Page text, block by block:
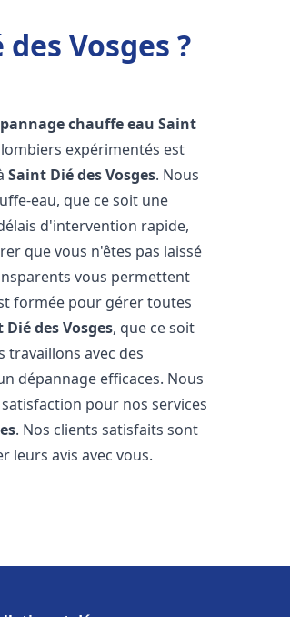
Vosges ?
chauffe eau Saint
expérimentés est
Saint Dié des Vosges. Nous
eau, que ce soit une
d'intervention rapide,
que vous n'êtes pas laissé
vous permettent
formée pour gérer toutes
Dié des Vosges, que ce soit
travaillons avec des
dépannage efficaces. Nous
pour nos services
. Nos clients satisfaits sont
leurs avis avec vous.